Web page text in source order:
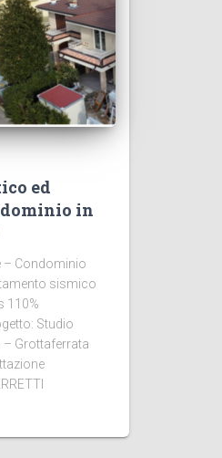
ed
in
– Condominio
sismico
110%
Studio
– Grottaferrata